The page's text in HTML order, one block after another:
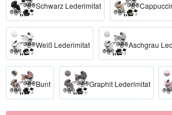
Schwarz Lederimitat
Weiß Lederimitat Aschgrau
Bunt Graphit Lederimitat